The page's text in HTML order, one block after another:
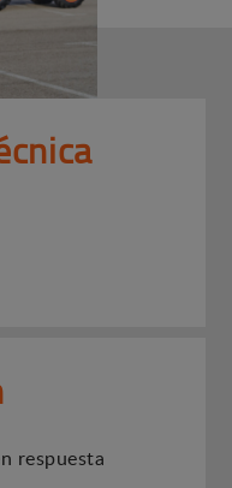
respuesta